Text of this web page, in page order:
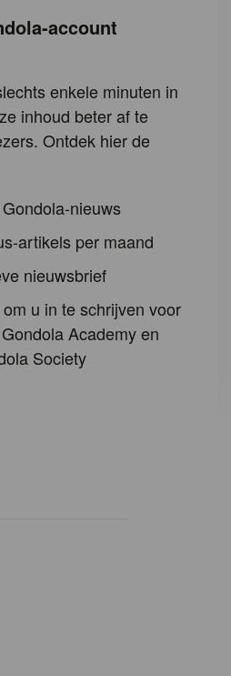
account
enkele minuten in
inhoud beter af te
Ontdek hier de
nieuws
artikels per maand
nieuwsbrief
u in te schrijven voor
Academy en
Society